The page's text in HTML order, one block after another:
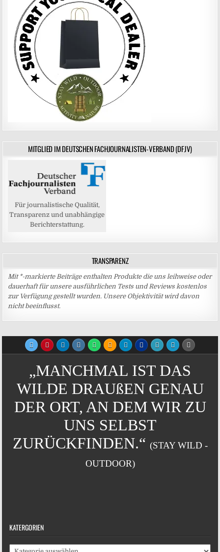
MITGLIED IM DEUTSCHEN FACHJOURNALISTEN-VERBAND (DFJV)
Für journalistische Qualität,
Transparenz und unabhängige
Berichterstattung.
TRANSPARENZ
Mit *-markierte Beiträge enthalten Produkte die uns leihweise oder
dauerhaft für unsere ausführlichen Tests und Reviews kostenlos
zur Verfügung gestellt wurden. Unsere Objektivität wird davon
nicht beeinflusst.
„MANCHMAL IST DAS
WILDE DRAUßEN GENAU
DER ORT, AN DEM WIR ZU
UNS SELBST
ZURÜCKFINDEN.“ (STAY WILD -
OUTDOOR)
KATERGORIEN
Katergorien